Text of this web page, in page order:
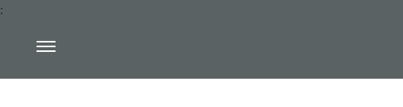
: